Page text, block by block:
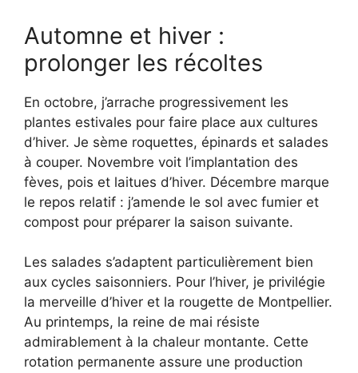
Automne et hiver :
prolonger les récoltes
En octobre, j’arrache progressivement les
plantes estivales pour faire place aux cultures
d’hiver. Je sème roquettes, épinards et salades
à couper. Novembre voit l’implantation des
fèves, pois et laitues d’hiver. Décembre marque
le repos relatif : j’amende le sol avec fumier et
compost pour préparer la saison suivante.
Les salades s’adaptent particulièrement bien
aux cycles saisonniers. Pour l’hiver, je privilégie
la merveille d’hiver et la rougette de Montpellier.
Au printemps, la reine de mai résiste
admirablement à la chaleur montante. Cette
rotation permanente assure une production